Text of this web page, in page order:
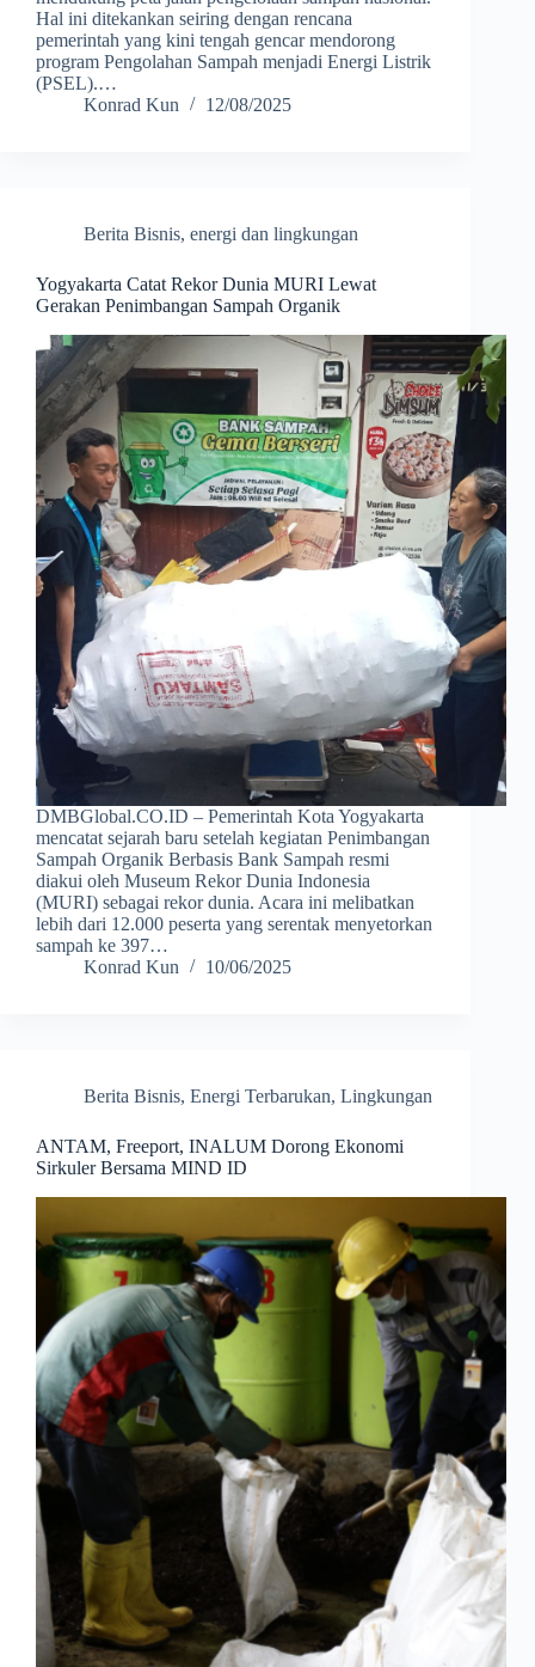
Hal ini ditekankan seiring dengan rencana
pemerintah yang kini tengah gencar mendorong
program Pengolahan Sampah menjadi Energi Listrik
(PSEL).…
Konrad Kun
12/08/2025
Berita Bisnis, energi dan lingkungan
Yogyakarta Catat Rekor Dunia MURI Lewat
Gerakan Penimbangan Sampah Organik
DMBGlobal.CO.ID – Pemerintah Kota Yogyakarta
mencatat sejarah baru setelah kegiatan Penimbangan
Sampah Organik Berbasis Bank Sampah resmi
diakui oleh Museum Rekor Dunia Indonesia
(MURI) sebagai rekor dunia. Acara ini melibatkan
lebih dari 12.000 peserta yang serentak menyetorkan
sampah ke 397…
Konrad Kun
10/06/2025
Berita Bisnis, Energi Terbarukan, Lingkungan
ANTAM, Freeport, INALUM Dorong Ekonomi
Sirkuler Bersama MIND ID